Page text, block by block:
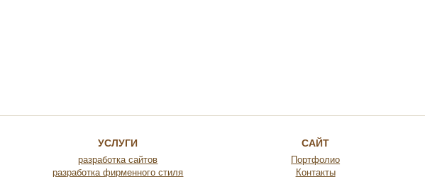
УСЛУГИ
разработка сайтов
разработка фирменного стиля
САЙТ
Портфолио
Контакты